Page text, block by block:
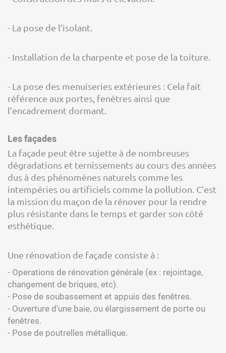
- La pose de l’isolant.
- Installation de la charpente et pose de la toiture.
- La pose des menuiseries extérieures : Cela fait
référence aux portes, fenêtres ainsi que
l’encadrement dormant.
Les façades
La façade peut être sujette à de nombreuses
dégradations et ternissements au cours des années
dus à des phénomènes naturels comme les
intempéries ou artificiels comme la pollution. C’est
la mission du maçon de la rénover pour la rendre
plus résistante dans le temps et garder son côté
esthétique.
Une rénovation de façade consiste à :
- Operations de rénovation générale (ex : rejointage,
changement de briques, etc).
- Pose de soubassement et appuis des fenêtres.
- Ouverture d’une baie, ou élargissement de porte ou
fenêtres.
- Pose de poutrelles métallique.